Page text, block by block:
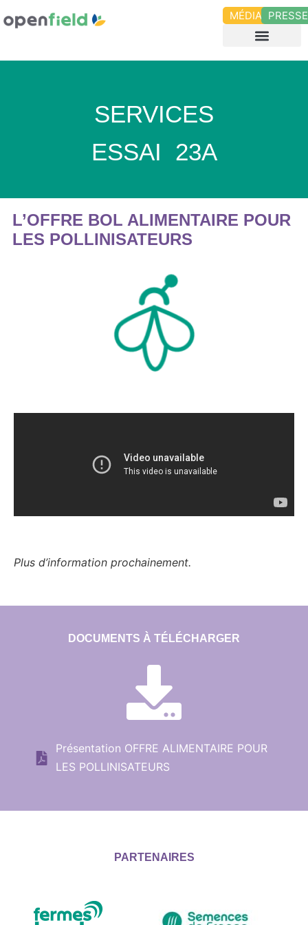
MÉDIAS PRESSE
SERVICES
ESSAI
23A
L’OFFRE BOL ALIMENTAIRE POUR
LES POLLINISATEURS
Plus d’information prochainement.
DOCUMENTS À TÉLÉCHARGER
Présentation OFFRE ALIMENTAIRE POUR
LES POLLINISATEURS
PARTENAIRES